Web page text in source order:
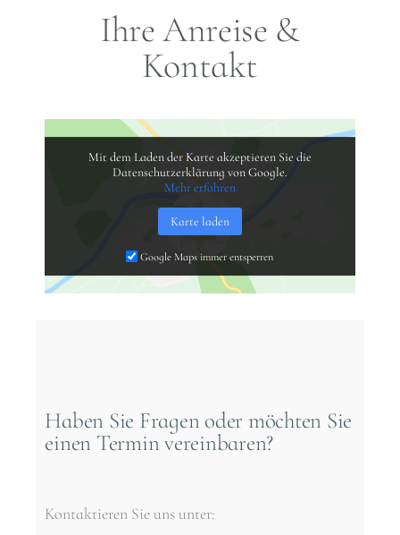
Ihre Anreise &
Kontakt
Mit dem Laden der Karte akzeptieren Sie die
Datenschutzerklärung von Google.
Mehr erfahren
Karte laden
Google Maps immer entsperren
Haben Sie Fragen oder möchten Sie
einen Termin vereinbaren?
Kontaktieren Sie uns unter: